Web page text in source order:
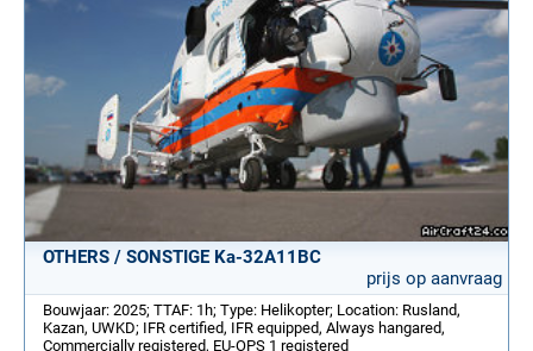
OTHERS / SONSTIGE Ka-32A11BC
prijs op aanvraag
Bouwjaar: 2025; TTAF: 1h; Type: Helikopter; Location: Rusland,
Kazan, UWKD; IFR certified, IFR equipped, Always hangared,
Commercially registered, EU-OPS 1 registered